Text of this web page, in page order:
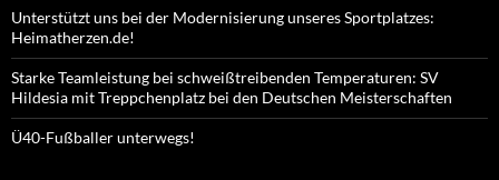
Unterstützt uns bei der Modernisierung unseres Sportplatzes:
Heimatherzen.de!
Starke Teamleistung bei schweißtreibenden Temperaturen: SV
Hildesia mit Treppchenplatz bei den Deutschen Meisterschaften
Ü40-Fußballer unterwegs!